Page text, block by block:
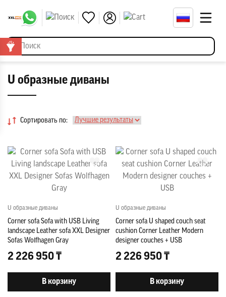
U образные диваны
Сортировать по:
U образные диваны
Corner sofa Sofa with USB Living
landscape Leather sofa XXL Designer
Sofas Wolfhagen Gray
2 226 950 ₸
В корзину
U образные диваны
Corner sofa U shaped couch seat
cushion Corner Leather Modern
designer couches + USB
2 226 950 ₸
В корзину